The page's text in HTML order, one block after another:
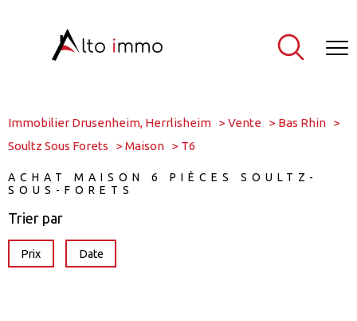
Immobilier Drusenheim, Herrlisheim Vente
Bas Rhin
Soultz Sous Forets
Maison T6
ACHAT MAISON 6 PIÈCES SOULTZ-
SOUS-FORETS
Trier par
Prix Date